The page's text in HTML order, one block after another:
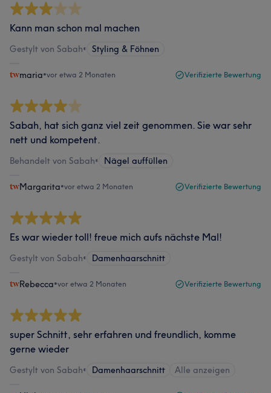
Kann man schon mal machen
Gestylt von Sabah• Styling & Föhnen
maria•vor etwa 2 Monaten Verifizierte Bewertung
Sabah, hat sich ganz viel zeit genommen. Sie war sehr
nett und kompetent.
Behandelt von Sabah• Nägel auffüllen
Margarita•vor etwa 2 Monaten Verifizierte Bewertung
Es war wieder toll! freue mich aufs nächste Mal!
Gestylt von Sabah• Damenhaarschnitt
Rebecca•vor etwa 2 Monaten Verifizierte Bewertung
super Schnitt, sehr erfahren und freundlich, komme
gerne wieder
Gestylt von Sabah• Damenhaarschnitt Alle anzeigen